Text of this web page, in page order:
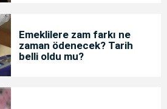
Emeklilere zam farkı ne
zaman ödenecek? Tarih
belli oldu mu?